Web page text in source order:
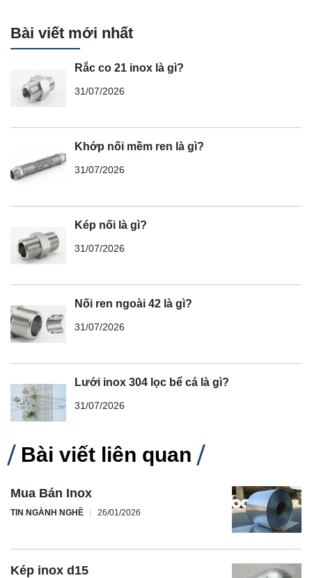
Bài viết mới nhất
Rắc co 21 inox là gì?
31/07/2026
Khớp nối mềm ren là gì?
31/07/2026
Kép nối là gì?
31/07/2026
Nối ren ngoài 42 là gì?
31/07/2026
Lưới inox 304 lọc bể cá là gì?
31/07/2026
Bài viết liên quan
Mua Bán Inox
TIN NGÀNH NGHỀ 26/01/2026
Kép inox d15